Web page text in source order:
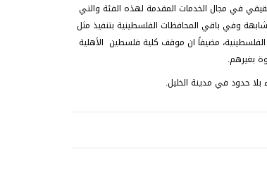
في مجال الخدمات المقدمة لهذه الفئة والتي
وفي باقي المحافظات الفلسطينية بتنفيذ مثل
مضيفاً ان موقف كلية فلسطين الأهلية
بغيرهم.